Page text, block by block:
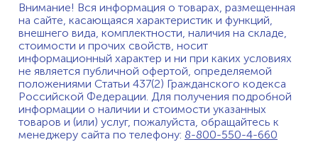
Внимание! Вся информация о товарах, размещенная
на сайте, касающаяся характеристик и функций,
внешнего вида, комплектности, наличия на складе,
стоимости и прочих свойств, носит
информационный характер и ни при каких условиях
не является публичной офертой, определяемой
положениями Статьи 437(2) Гражданского кодекса
Российской Федерации. Для получения подробной
информации о наличии и стоимости указанных
товаров и (или) услуг, пожалуйста, обращайтесь к
менеджеру сайта по телефону: 8-800-550-4-660